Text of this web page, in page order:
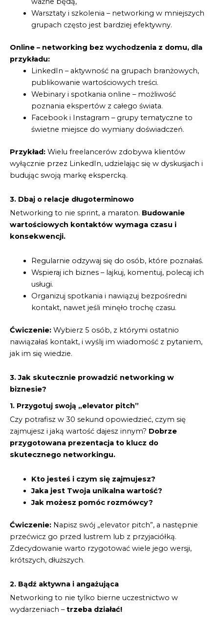
Warsztaty i szkolenia – networking w mniejszych
grupach często jest bardziej efektywny.
Online – networking bez wychodzenia z domu, dla
przykładu:
LinkedIn – aktywność na grupach branżowych,
publikowanie wartościowych treści.
Webinary i spotkania online – możliwość
poznania ekspertów z całego świata.
Facebook i Instagram – grupy tematyczne to
świetne miejsce do wymiany doświadczeń.
Przykład: Wielu freelancerów zdobywa klientów
wyłącznie przez LinkedIn, udzielając się w dyskusjach i
budując swoją markę ekspercką.
3. Dbaj o relacje długoterminowo
Networking to nie sprint, a maraton. Budowanie
wartościowych kontaktów wymaga czasu i
konsekwencji.
Regularnie odzywaj się do osób, które poznałaś.
Wspieraj ich biznes – lajkuj, komentuj, polecaj ich
usługi.
Organizuj spotkania i nawiązuj bezpośredni
kontakt, nawet jeśli minęło trochę czasu.
Ćwiczenie: Wybierz 5 osób, z którymi ostatnio
nawiązałaś kontakt, i wyślij im wiadomość z pytaniem,
jak im się wiedzie.
3. Jak skutecznie prowadzić networking w
biznesie?
1. Przygotuj swoją „elevator pitch”
Czy potrafisz w 30 sekund opowiedzieć, czym się
zajmujesz i jaką wartość dajesz innym? Dobrze
przygotowana prezentacja to klucz do
skutecznego networkingu.
Kto jesteś i czym się zajmujesz?
Jaka jest Twoja unikalna wartość?
Jak możesz pomóc rozmówcy?
Ćwiczenie: Napisz swój „elevator pitch”, a następnie
przećwicz go przed lustrem lub z przyjaciółką.
Zdecydowanie warto rzygotować wiele jego wersji,
krótszych, dłuższych.
2. Bądź aktywna i angażująca
Networking to nie tylko bierne uczestnictwo w
wydarzeniach –trzeba działać!